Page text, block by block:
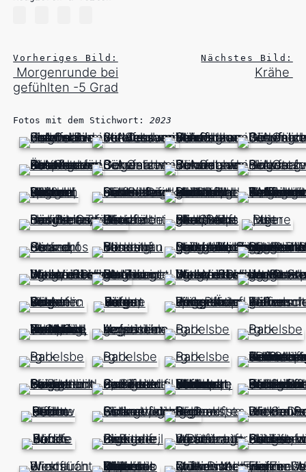
Vorheriges Bild:
Morgenrunde bei
gefühlten -5 Grad
Nächstes Bild:
Krähe
Fotos mit dem Stichwort:2023